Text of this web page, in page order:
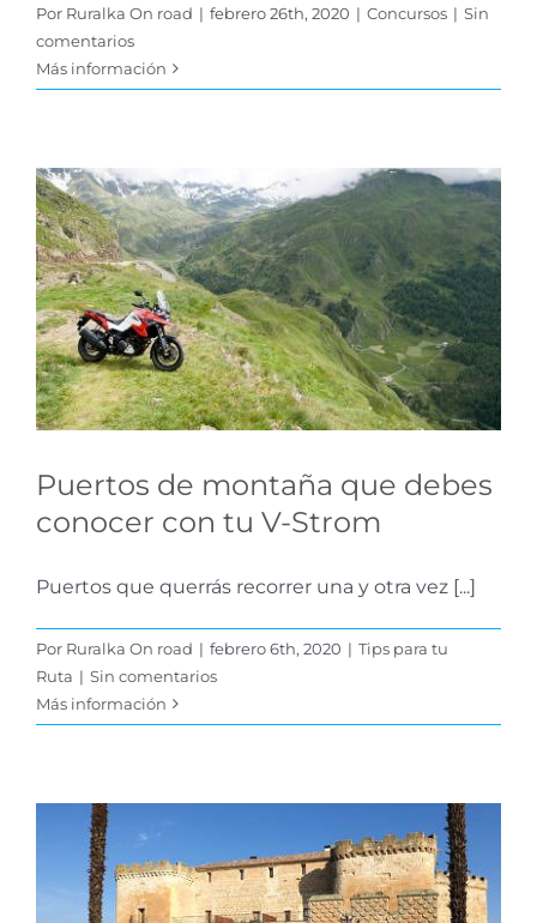
Por Ruralka On road | febrero 26th, 2020 | Concursos | Sin
comentarios
Más información
Puertos de montaña
que debes conocer con
tu V-Strom
Tips para tu Ruta
Puertos de montaña que debes
conocer con tu V-Strom
Puertos que querrás recorrer una y otra vez [...]
Por Ruralka On road | febrero 6th, 2020 | Tips para tu
Ruta | Sin comentarios
Más información
¿Qué es para ti viajar en